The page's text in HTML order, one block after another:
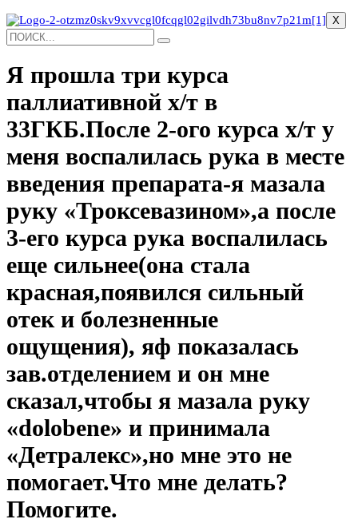
X
Я прошла три курса
паллиативной х/т в
33ГКБ.После 2-ого курса х/т у
меня воспалилась рука в месте
введения препарата-я мазала
руку «Троксевазином»,а после
3-его курса рука воспалилась
еще сильнее(она стала
красная,появился сильный
отек и болезненные
ощущения), яф показалась
зав.отделением и он мне
сказал,чтобы я мазала руку
«dolobene» и принимала
«Детралекс»,но мне это не
помогает.Что мне делать?
Помогите.